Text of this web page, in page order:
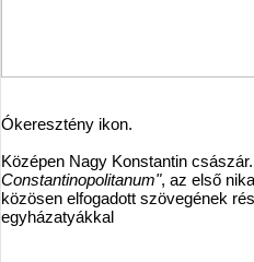
Ókeresztény ikon.
Középen Nagy Konstantin
Constantinopolitanum", az első
közösen elfogadott szövegének
egyházatyákkal